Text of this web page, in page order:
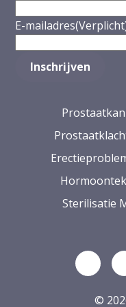
E-mailadres
Sterilisatie
Volg
©